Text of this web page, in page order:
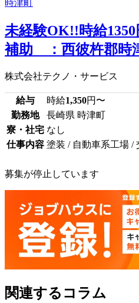
未経験OK!!時給
補助 ：西彼杵郡時
株式会社テクノ・サービス
給与 時給1,350円〜
勤務地
長崎県 時津町
寮・社宅 なし
仕事内容 塗装 / 自動車系工場 /
募集が停止しています
関連するコラム